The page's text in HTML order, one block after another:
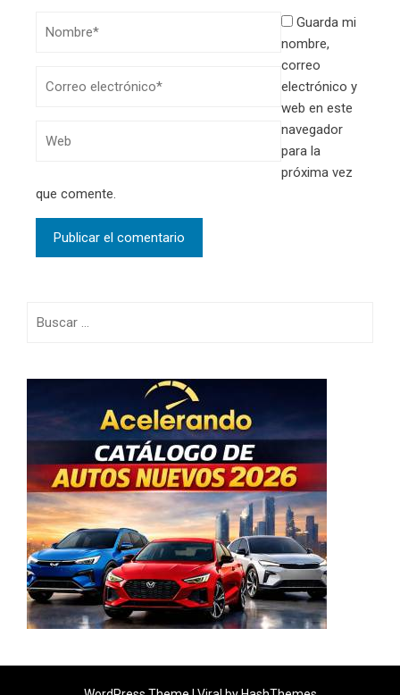
Guarda mi
nombre,
correo
electrónico y
web en este
navegador
para la
próxima vez
que comente.